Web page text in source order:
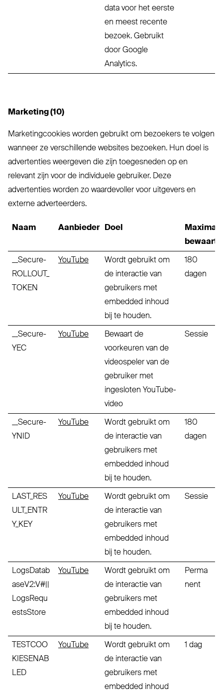
data voor het eerste
en meest recente
bezoek. Gebruikt
door Google
Analytics.
Marketing (10)
Marketingcookies worden gebruikt om bezoekers te volgen
wanneer ze verschillende websites bezoeken. Hun doel is
advertenties weergeven die zijn toegesneden op en
relevant zijn voor de individuele gebruiker. Deze
advertenties worden zo waardevoller voor uitgevers en
externe adverteerders.
Naam Aanbieder Doel
__Secure-
ROLLOUT_
TOKEN
YouTube
Wordt gebruikt om
de interactie van
gebruikers met
embedded inhoud
bij te houden.
180
dagen
__Secure-
YEC
YouTube
Bewaart de
voorkeuren van de
videospeler van de
gebruiker met
ingesloten YouTube-
video
Sessie
__Secure-
YNID
YouTube
Wordt gebruikt om
de interactie van
gebruikers met
embedded inhoud
bij te houden.
180
dagen
LAST_RES
ULT_ENTR
Y_KEY
YouTube
Wordt gebruikt om
de interactie van
gebruikers met
embedded inhoud
bij te houden.
Sessie
LogsDatab
aseV2:V#||
LogsRequ
estsStore
YouTube
Wordt gebruikt om
de interactie van
gebruikers met
embedded inhoud
bij te houden.
Perma
nent
TESTCOO
KIESENAB
LED
YouTube
Wordt gebruikt om
de interactie van
gebruikers met
embedded inhoud
1 dag